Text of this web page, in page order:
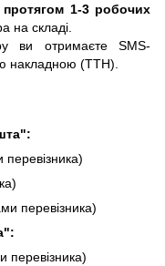
протягом 1-3 робочих
на складі.
ви отримаєте SMS-
накладною (ТТН).
перевізника)
перевізника)
перевізника)